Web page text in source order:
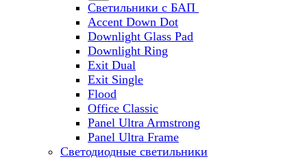
Светильники с БАП
Accent Down Dot
Downlight Glass Pad
Downlight Ring
Exit Dual
Exit Single
Flood
Office Classic
Panel Ultra Armstrong
Panel Ultra Frame
Светодиодные светильники